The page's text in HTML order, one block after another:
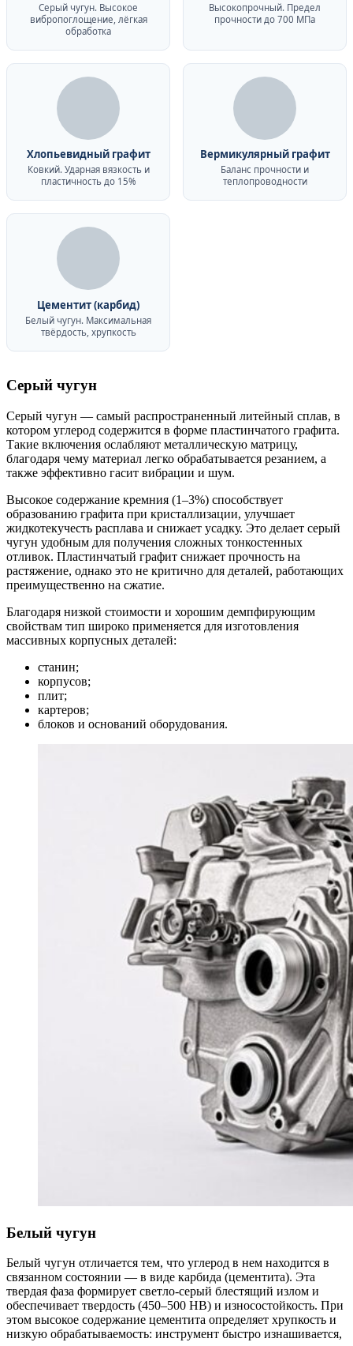
Серый чугун. Высокое
вибропоглощение, лёгкая
обработка
Высокопрочный. Предел
прочности до 700 МПа
Хлопьевидный графит
Ковкий. Ударная вязкость и
пластичность до 15%
Вермикулярный графит
Баланс прочности и
теплопроводности
Цементит (карбид)
Белый чугун. Максимальная
твёрдость, хрупкость
Серый чугун
Серый чугун — самый распространенный литейный сплав, в
котором углерод содержится в форме пластинчатого графита.
Такие включения ослабляют металлическую матрицу,
благодаря чему материал легко обрабатывается резанием, а
также эффективно гасит вибрации и шум.
Высокое содержание кремния (1–3%) способствует
образованию графита при кристаллизации, улучшает
жидкотекучесть расплава и снижает усадку. Это делает серый
чугун удобным для получения сложных тонкостенных
отливок. Пластинчатый графит снижает прочность на
растяжение, однако это не критично для деталей, работающих
преимущественно на сжатие.
Благодаря низкой стоимости и хорошим демпфирующим
свойствам тип широко применяется для изготовления
массивных корпусных деталей:
станин;
корпусов;
плит;
картеров;
блоков и оснований оборудования.
Белый чугун
Белый чугун отличается тем, что углерод в нем находится в
связанном состоянии — в виде карбида (цементита). Эта
твердая фаза формирует светло-серый блестящий излом и
обеспечивает твердость (450–500 НВ) и износостойкость. При
этом высокое содержание цементита определяет хрупкость и
низкую обрабатываемость: инструмент быстро изнашивается,